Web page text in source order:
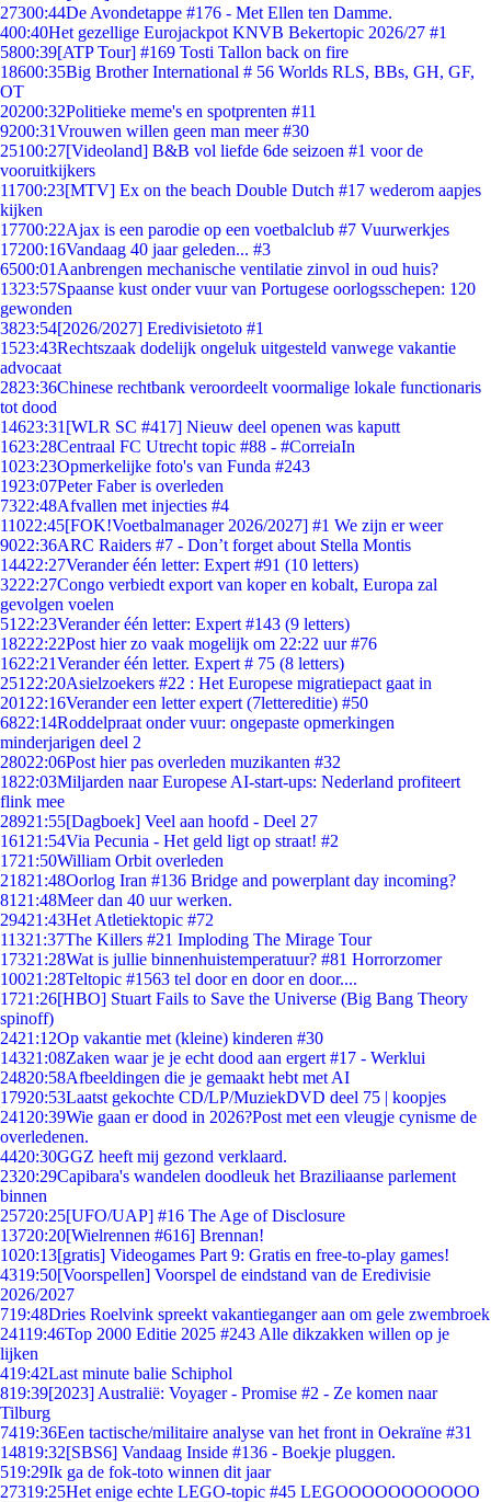
27300:44De Avondetappe #176 - Met Ellen ten Damme.
400:40Het gezellige Eurojackpot KNVB Bekertopic 2026/27 #1
5800:39[ATP Tour] #169 Tosti Tallon back on fire
18600:35Big Brother International # 56 Worlds RLS, BBs, GH, GF,
OT
20200:32Politieke meme's en spotprenten #11
9200:31Vrouwen willen geen man meer #30
25100:27[Videoland] B&B vol liefde 6de seizoen #1 voor de
vooruitkijkers
11700:23[MTV] Ex on the beach Double Dutch #17 wederom aapjes
kijken
17700:22Ajax is een parodie op een voetbalclub #7 Vuurwerkjes
17200:16Vandaag 40 jaar geleden... #3
6500:01 Aanbrengen mechanische ventilatie zinvol in oud huis?
1323:57Spaanse kust onder vuur van Portugese oorlogsschepen: 120
gewonden
3823:54[2026/2027] Eredivisietoto #1
1523:43Rechtszaak dodelijk ongeluk uitgesteld vanwege vakantie
advocaat
2823:36Chinese rechtbank veroordeelt voormalige lokale functionaris
tot dood
14623:31 [WLR SC #417] Nieuw deel openen was kaputt
1623:28Centraal FC Utrecht topic #88 - #CorreiaIn
1023:23Opmerkelijke foto's van Funda #243
1923:07Peter Faber is overleden
7322:48Afvallen met injecties #4
11022:45[FOK!Voetbalmanager 2026/2027] #1 We zijn er weer
9022:36ARC Raiders #7 - Don’t forget about Stella Montis
14422:27Verander één letter: Expert #91 (10 letters)
3222:27Congo verbiedt export van koper en kobalt, Europa zal
gevolgen voelen
51 22:23Verander één letter: Expert #143 (9 letters)
18222:22Post hier zo vaak mogelijk om 22:22 uur #76
1622:21Verander één letter. Expert # 75 (8 letters)
251 22:20Asielzoekers #22 : Het Europese migratiepact gaat in
201 22:16Verander een letter expert (7lettereditie) #50
6822:14Roddelpraat onder vuur: ongepaste opmerkingen
minderjarigen deel 2
28022:06Post hier pas overleden muzikanten #32
1822:03Miljarden naar Europese AI-start-ups: Nederland profiteert
flink mee
28921:55[Dagboek] Veel aan hoofd - Deel 27
161 21:54Via Pecunia - Het geld ligt op straat! #2
1721:50William Orbit overleden
21821:48Oorlog Iran #136 Bridge and powerplant day incoming?
81 21:48Meer dan 40 uur werken.
29421:43Het Atletiektopic #72
11321:37The Killers #21 Imploding The Mirage Tour
17321:28Wat is jullie binnenhuistemperatuur? #81 Horrorzomer
10021:28Teltopic #1563 tel door en door en door....
1721:26[HBO] Stuart Fails to Save the Universe (Big Bang Theory
spinoff)
2421:12Op vakantie met (kleine) kinderen #30
14321:08Zaken waar je je echt dood aan ergert #17 - Werklui
24820:58Afbeeldingen die je gemaakt hebt met AI
17920:53Laatst gekochte CD/LP/MuziekDVD deel 75 | koopjes
241 20:39Wie gaan er dood in 2026?Post met een vleugje cynisme de
overledenen.
4420:30GGZ heeft mij gezond verklaard.
2320:29Capibara's wandelen doodleuk het Braziliaanse parlement
binnen
25720:25[UFO/UAP] #16 The Age of Disclosure
13720:20[Wielrennen #616] Brennan!
1020:13[gratis] Videogames Part 9: Gratis en free-to-play games!
4319:50[Voorspellen] Voorspel de eindstand van de Eredivisie
2026/2027
719:48Dries Roelvink spreekt vakantieganger aan om gele zwembroek
24119:46Top 2000 Editie 2025 #243 Alle dikzakken willen op je
lijken
419:42Last minute balie Schiphol
819:39[2023] Australië: Voyager - Promise #2 - Ze komen naar
Tilburg
7419:36Een tactische/militaire analyse van het front in Oekraïne #31
14819:32[SBS6] Vandaag Inside #136 - Boekje pluggen.
519:29Ik ga de fok-toto winnen dit jaar
27319:25Het enige echte LEGO-topic #45 LEGOOOOOOOOOOO